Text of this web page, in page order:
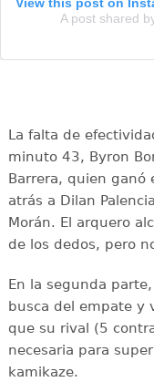
A post shared
La falta de
minuto 43, Byron
Barrera, quien ganó
atrás a Dilan
Morán. El arquero
de los dedos, pero
En la segunda
busca del empate y
que su rival (5
necesaria para
kamikaze.